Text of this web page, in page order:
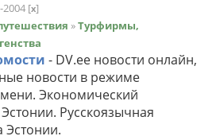
2004 [x]
»Турфирмы,
- DV.ee новости онлайн,
новости в режиме
Экономический
Русскоязычная
Эстонии.